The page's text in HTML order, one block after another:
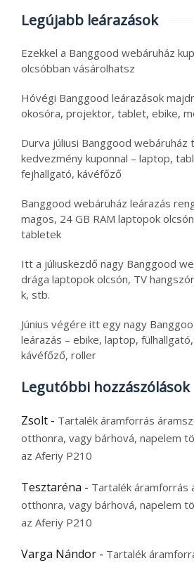
Legújabb leárazások
Ezekkel a Banggood webáruház
olcsóbban vásárolhatsz
Hóvégi Banggood leárazások
okosóra, projektor, tablet, ebike,
Durva júliusi Banggood webáruház
kedvezmény kuponnal – laptop,
fejhallgató, kávéfőző
Banggood webáruház leárazás
magos, 24 GB RAM laptopok
tabletek
Itt a júliuskezdő nagy Banggood
drága laptopok olcsón, TV
k, stb.
Június végére itt egy nagy
leárazás – ebike, laptop,
kávéfőző, roller
Legutóbbi hozzászólások
Zsolt - Tartalék áramforrás
otthonra, vagy bárhová, napelem
az Aferiy P210
Tesztaréna - Tartalék áramforrás
otthonra, vagy bárhová, napelem
az Aferiy P210
Varga Nándor - Tartalék